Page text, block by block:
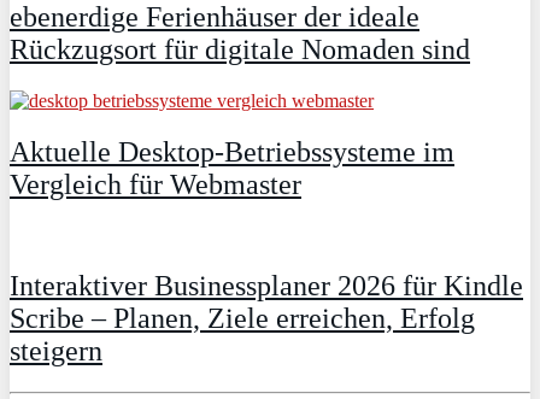
ebenerdige Ferienhäuser der ideale
Rückzugsort für digitale Nomaden sind
Aktuelle Desktop-Betriebssysteme im
Vergleich für Webmaster
Interaktiver Businessplaner 2026 für Kindle
Scribe – Planen, Ziele erreichen, Erfolg
steigern